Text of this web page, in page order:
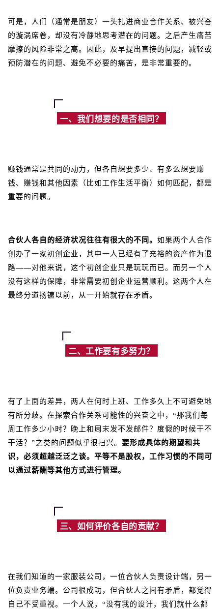
可是，人们（通常是朋友）一头扎进商业合作关系、被兴奋
的漩涡席卷，却没有冷静地思考潜在的问题。之后产生痛苦
摩擦的风险非常之高。因此，及早提出直接的问题，减轻或
预防潜在的问题、避免不必要的痛苦，是非常重要的。
一、我们想要的是否相同？
赚钱通常是共同的动力，但各自想要多少、有多么想要赚
钱、赚钱和其他因素（比如工作生活平衡）如何匹配，都是
重要的问题。
合伙人各自的经济状况往往有很大的不同。 如果两个人合作
创办了一家初创企业，其中一人已经有了充裕的资产作为退
路——对他来说，这个初创企业只是玩玩而已。而另一个人
没有这样的保障，非常需要初创企业运营顺利。这两个人在
最终分道扬镳以前，从一开始就存在矛盾。
二、工作要有多努力？
有了上面的差异，两人在何时上班、工作多久上不可避免地
有所分歧。在探索合作关系可能性的兴奋之中，“那我们每
周工作多少小时？晚上和周末发不发邮件？度假的时候干不
干活？”之类的问题似乎很扫兴。 要形成具体的期望和共
识，必须超越泛泛之谈。平等不是股权，工作习惯的不同可
以通过薪酬等其他方式进行管理。
三、如何评价各自的贡献？
在我们知道的一家服装公司，一位合伙人负责设计端，另一
位负责业务端。公司很成功，但合伙人之间有矛盾，都觉得
自己不受重视。一个人说，“没有我的设计，我们就什么都